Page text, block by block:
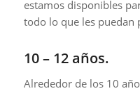
estamos disponibles
todo lo que les puedan
10 – 12 años.
Alrededor de los 10